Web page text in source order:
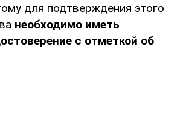
для подтверждения этого
необходимо иметь
с отметкой об